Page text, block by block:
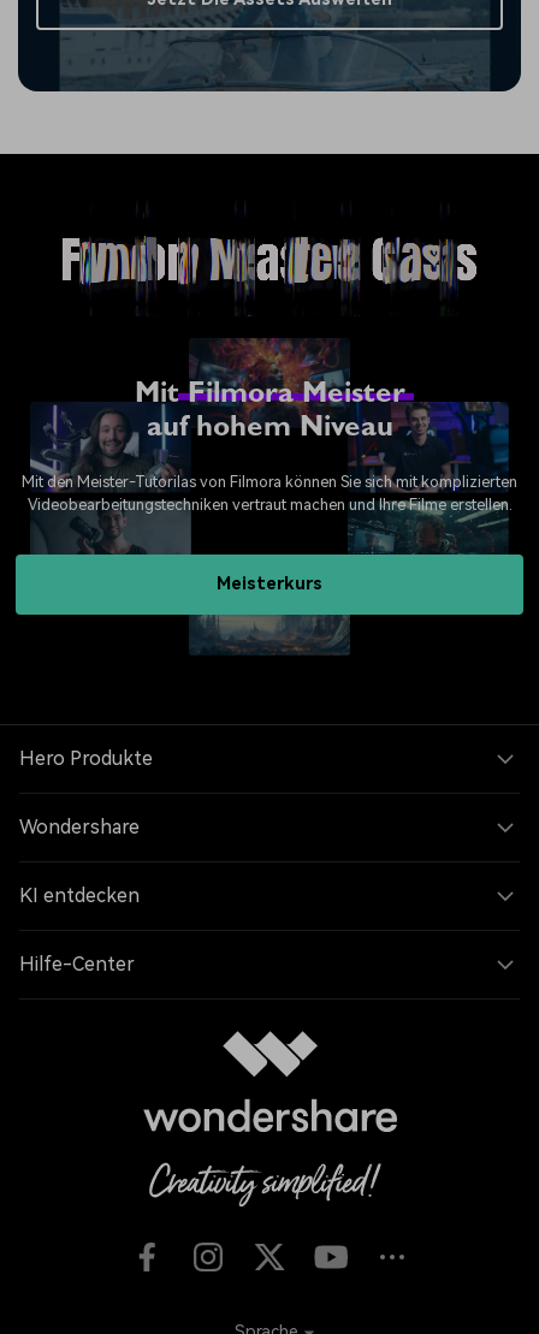
MitFilmora Meister
auf hohem Niveau
Mit den Meister-Tutorilas von Filmora können Sie sich mit komplizierten
Videobearbeitungstechniken vertraut machen und Ihre Filme erstellen.
Meisterkurs
Hero Produkte
Wondershare
KI entdecken
Hilfe-Center